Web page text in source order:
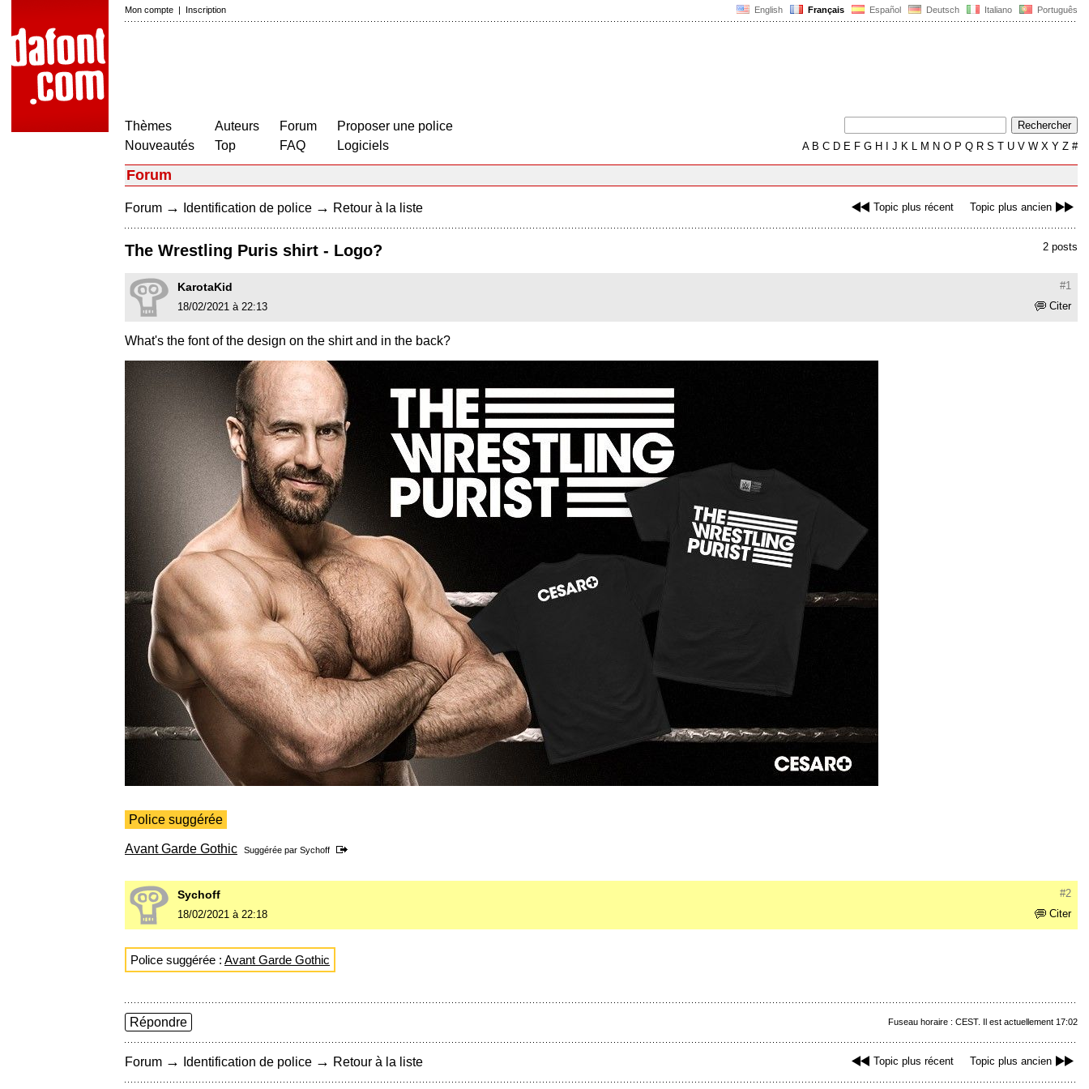
English Français Español Deutsch Italiano Português
Mon compte | Inscription
Thèmes
Nouveautés
Auteurs
Top
Forum
FAQ
Proposer une police
Logiciels
AB C D E F G H J K L M N O P Q R S T U V W X Y Z #
Forum
Topic plus récent Topic plus ancien
Forum → Identification de police → Retour à la liste
2 posts
The Wrestling Puris shirt - Logo?
#1
KarotaKid
Citer
18/02/2021 à 22:13
What's the font of the design on the shirt and in the back?
Police suggérée
Avant Garde Gothic Suggérée par Sychoff
#2
Sychoff
Citer
18/02/2021 à 22:18
Police suggérée : Avant Garde Gothic
Fuseau horaire : CEST. Il est actuellement 17:02
Répondre
Topic plus récent Topic plus ancien
Forum → Identification de police → Retour à la liste